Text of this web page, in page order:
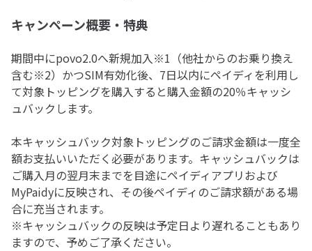
キャンペーン概要・特典
期間中にpovo2.0へ新規加入※1（他社からのお乗り換え
含む※2）かつSIM有効化後、7日以内にペイディを利用し
て対象トッピングを購入すると購入金額の20％キャッシ
ュバックします。
本キャッシュバック対象トッピングのご請求金額は一度全
額お支払いいただく必要があります。キャッシュバックは
ご購入月の翌月末までを目途にペイディアプリおよび
MyPaidyに反映され、その後ペイディのご請求額がある場
合に充当されます。
※キャッシュバックの反映は予定日より遅れることもあり
ますので、予めご了承ください。